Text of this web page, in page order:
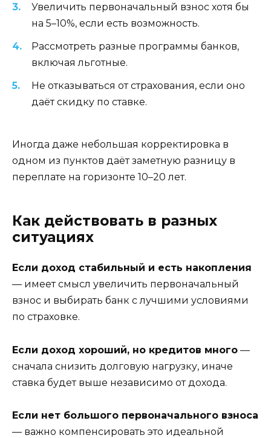
Увеличить первоначальный взнос хотя бы
на 5–10%, если есть возможность.
Рассмотреть разные программы банков,
включая льготные.
Не отказываться от страхования, если оно
даёт скидку по ставке.
Иногда даже небольшая корректировка в
одном из пунктов даёт заметную разницу в
переплате на горизонте 10–20 лет.
Как действовать в разных
ситуациях
Если доход стабильный и есть накопления
— имеет смысл увеличить первоначальный
взнос и выбирать банк с лучшими условиями
по страховке.
Если доход хороший, но кредитов много —
сначала снизить долговую нагрузку, иначе
ставка будет выше независимо от дохода.
Если нет большого первоначального взноса
— важно компенсировать это идеальной